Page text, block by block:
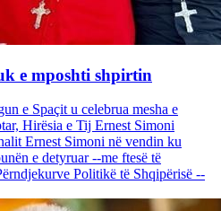
e mposhti shpirtin
e Spaçit u celebrua mesha e
Hirësia e Tij Ernest Simoni
Ernest Simoni në vendin ku
e detyruar --me ftesë të
Politikë të Shqipërisë --